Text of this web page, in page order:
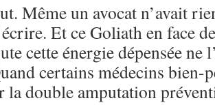
Même un avocat n’avait
Et ce Goliath en face
cette énergie dépensée ne
certains médecins bien-
la double amputation